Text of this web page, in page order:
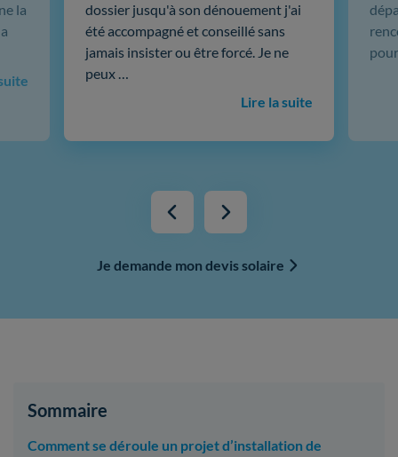
dossier jusqu'à son dénouement j'ai
été accompagné et conseillé sans
jamais insister ou être forcé. Je ne
peux …
Lire la suite
la
Je demande mon devis solaire
Sommaire
Comment se déroule un projet d’installation de